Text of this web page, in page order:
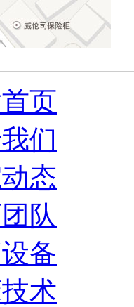
页
们
态
队
备
术